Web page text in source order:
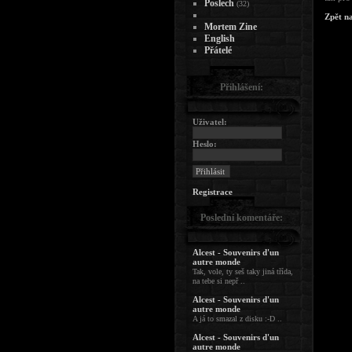
Zpět
Poslech (32)
Mortem Zine
English
Přátelé
Přihlášení:
Uživatel:
Heslo:
Registrace
Poslední komentáře:
Alcest - Souvenirs d'un
autre monde
Tak, vole, ty seš taky jiná třída,
na tebe si nepř ..
Alcest - Souvenirs d'un
autre monde
A já to smazal z disku :-D ..
Alcest - Souvenirs d'un
autre monde